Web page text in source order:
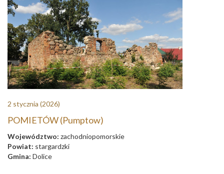
2 stycznia (2026)
POMIETÓW (Pumptow)
Województwo: zachodniopomorskie
Powiat: stargardzki
Gmina: Dolice